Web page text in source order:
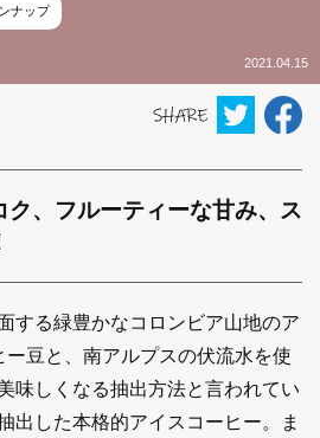
ナップ
2021.04.15
ク、フルーティーな甘み、ス
する緑豊かなコロンビア山地のア
豆と、南アルプスの伏流水を使
味しくなる抽出方法と言われてい
出した本格的アイスコーヒー。ま